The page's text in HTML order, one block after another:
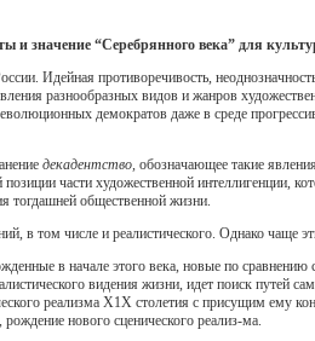
и значение “Серебрянного века” для
Идейная противоречивость,
разнообразных видов и жанров
демократов даже в среде
декадентство, обозначающее такие
части художественной интеллигенции,
тогдашней общественной жизни.
в том числе и реалистического. Однако чаще
в начале этого века, новые по
видения жизни, идет поиск путей
реализма Х1Х столетия с присущим ему
нового сценического реализ-ма.